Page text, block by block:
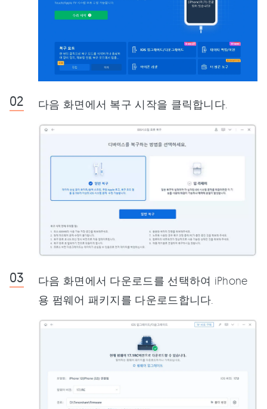
다음 화면에서 복구 시작을 클릭합니다.
다음 화면에서 다운로드를 선택하여 iPhone
용 펌웨어 패키지를 다운로드합니다.